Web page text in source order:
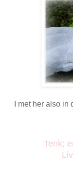
I met her also
Tenk;